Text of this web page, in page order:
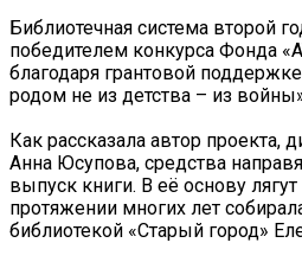
Библиотечная система второй
победителем конкурса Фонда
благодаря грантовой
родом не из детства – из
Как рассказала автор проекта,
Анна Юсупова, средства
выпуск книги. В её основу
протяжении многих лет
библиотекой «Старый город»